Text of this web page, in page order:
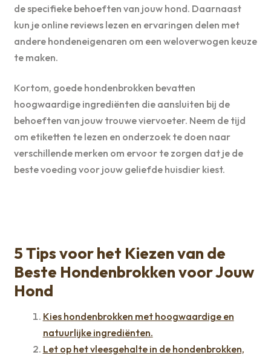
de specifieke behoeften van jouw hond. Daarnaast
kun je online reviews lezen en ervaringen delen met
andere hondeneigenaren om een weloverwogen keuze
te maken.
Kortom, goede hondenbrokken bevatten
hoogwaardige ingrediënten die aansluiten bij de
behoeften van jouw trouwe viervoeter. Neem de tijd
om etiketten te lezen en onderzoek te doen naar
verschillende merken om ervoor te zorgen dat je de
beste voeding voor jouw geliefde huisdier kiest.
5 Tips voor het Kiezen van de
Beste Hondenbrokken voor Jouw
Hond
Kies hondenbrokken met hoogwaardige en
natuurlijke ingrediënten.
Let op het vleesgehalte in de hondenbrokken,